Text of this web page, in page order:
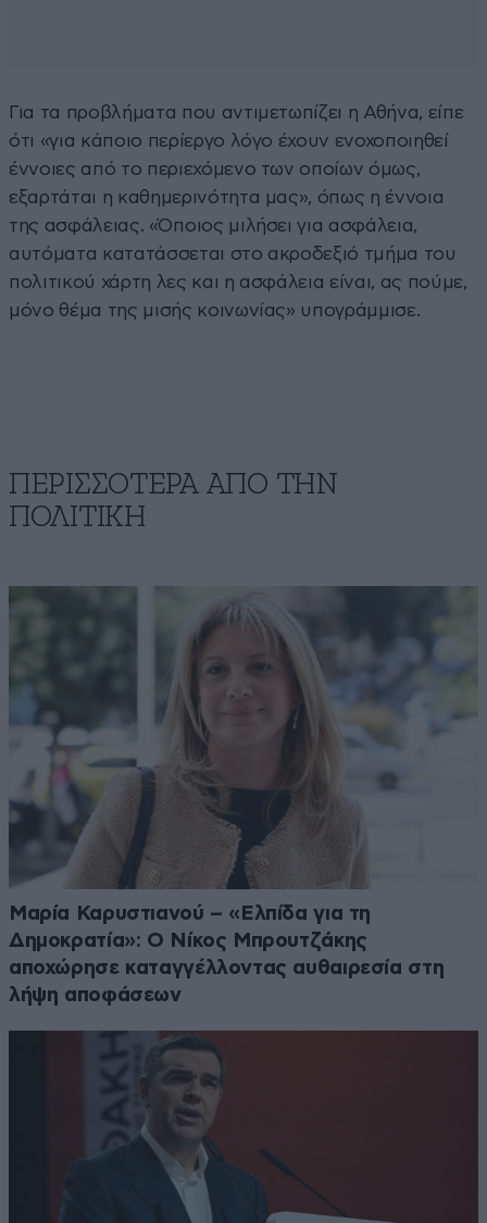
Για τα προβλήματα που αντιμετωπίζει η Αθήνα, είπε
ότι «για κάποιο περίεργο λόγο έχουν ενοχοποιηθεί
έννοιες από το περιεχόμενο των οποίων όμως,
εξαρτάται η καθημερινότητα μας», όπως η έννοια
της ασφάλειας. «Όποιος μιλήσει για ασφάλεια,
αυτόματα κατατάσσεται στο ακροδεξιό τμήμα του
πολιτικού χάρτη λες και η ασφάλεια είναι, ας πούμε,
μόνο θέμα της μισής κοινωνίας» υπογράμμισε.
ΠΕΡΙΣΣΟΤΕΡΑ ΑΠΟ ΤΗΝ
ΠΟΛΙΤΙΚΗ
Μαρία Καρυστιανού – «Ελπίδα για τη
Δημοκρατία»: Ο Νίκος Μπρουτζάκης
αποχώρησε καταγγέλλοντας αυθαιρεσία στη
λήψη αποφάσεων